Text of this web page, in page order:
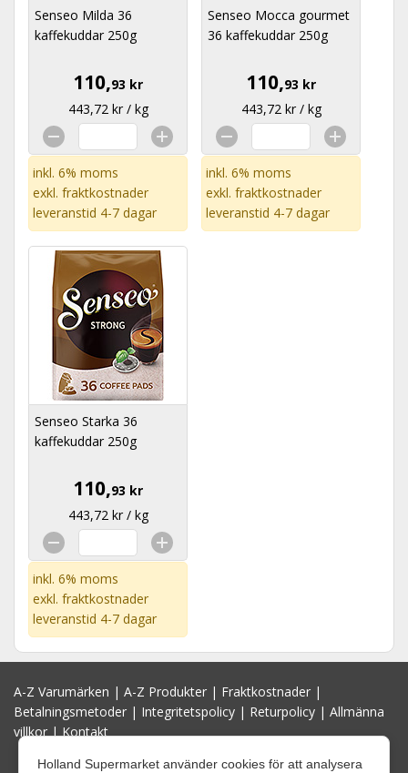
Senseo Milda 36
kaffekuddar 250g
110,93 kr
443,72 kr / kg
inkl. 6% moms
exkl. fraktkostnader
leveranstid 4-7 dagar
Senseo Mocca gourmet
36 kaffekuddar 250g
110,93 kr
443,72 kr / kg
inkl. 6% moms
exkl. fraktkostnader
leveranstid 4-7 dagar
Senseo Starka 36
kaffekuddar 250g
110,93 kr
443,72 kr / kg
inkl. 6% moms
exkl. fraktkostnader
leveranstid 4-7 dagar
A-Z Varumärken | A-Z Produkter | Fraktkostnader |
Betalningsmetoder | Integritetspolicy | Returpolicy | Allmänna
villkor|Kontakt
Holland Supermarket använder cookies för att analysera